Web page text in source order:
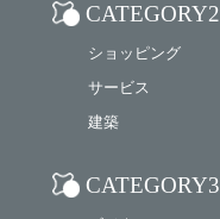
CATEGORY2
ショッピング
サービス
建築
CATEGORY3